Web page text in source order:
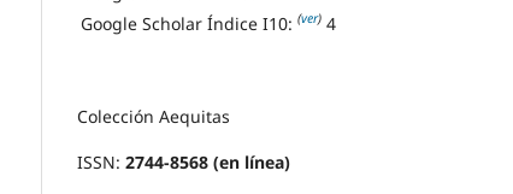
Google Scholar Índice I10: (ver) 4
Colección Aequitas
ISSN: 2744-8568 (en línea)